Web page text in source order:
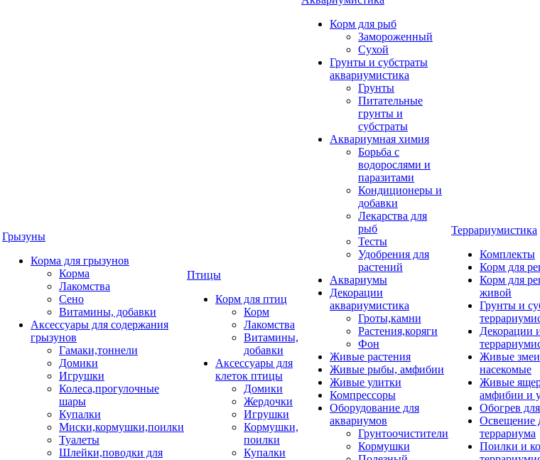
Грызуны
Корма для грызунов
Корма
Лакомства
Сено
Витамины, добавки
Аксессуары для содержания
грызунов
Гамаки,тоннели
Домики
Игрушки
Колеса,прогулочные
шары
Купалки
Миски,кормушки,поилки
Туалеты
Шлейки,поводки для
Птицы
Корм для птиц
Корм
Лакомства
Витамины,
добавки
Аксессуары для
клеток птицы
Домики
Жердочки
Игрушки
Кормушки,
поилки
Купалки
Корм для рыб
Замороженный
Сухой
Грунты и субстраты
аквариумистика
Грунты
Питательные
грунты и
субстраты
Аквариумная химия
Борьба с
водорослями и
паразитами
Кондиционеры и
добавки
Лекарства для
рыб
Тесты
Удобрения для
растений
Аквариумы
Декорации
аквариумистика
Гроты,камни
Растения,коряги
Фон
Живые растения
Живые рыбы, амфибии
Живые улитки
Компрессоры
Оборудование для
аквариумов
Грунтоочистители
Кормушки
Террариумистика
Комплекты
Корм для
Корм для
живой
Грунты и
Декорации
Живые
насекомые
Живые
амфибии и
Обогрев
Освещение
террариума
Поилки и